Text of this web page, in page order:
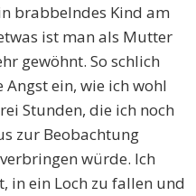
brabbelndes Kind am
ist man als Mutter
gewöhnt. So schlich
Angst ein, wie ich wohl
Stunden, die ich noch
zur Beobachtung
würde. Ich
in ein Loch zu fallen und